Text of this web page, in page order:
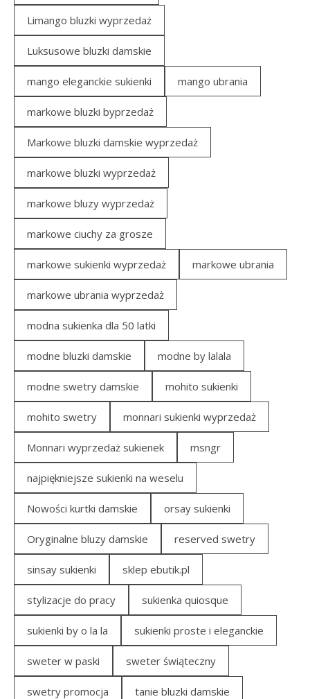
Limango bluzki wyprzedaż
Luksusowe bluzki damskie
mango eleganckie sukienki mango ubrania
markowe bluzki byprzedaż
Markowe bluzki damskie wyprzedaż
markowe bluzki wyprzedaż
markowe bluzy wyprzedaż
markowe ciuchy za grosze
markowe sukienki wyprzedaż markowe ubrania
markowe ubrania wyprzedaż
modna sukienka dla 50 latki
modne bluzki damskie modne by lalala
modne swetry damskie mohito sukienki
mohito swetry monnari sukienki wyprzedaż
Monnari wyprzedaż sukienek msngr
najpiękniejsze sukienki na weselu
Nowości kurtki damskie orsay sukienki
Oryginalne bluzy damskie reserved swetry
sinsay sukienki sklep ebutik.pl
stylizacje do pracy sukienka quiosque
sukienki by o la la sukienki proste i eleganckie
sweter w paski sweter świąteczny
swetry promocja tanie bluzki damskie